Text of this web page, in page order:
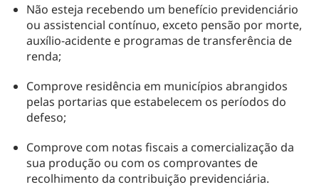
Não esteja recebendo um benefício previdenciário
ou assistencial contínuo, exceto pensão por morte,
auxílio-acidente e programas de transferência de
renda;
Comprove residência em municípios abrangidos
pelas portarias que estabelecem os períodos do
defeso;
Comprove com notas fiscais a comercialização da
sua produção ou com os comprovantes de
recolhimento da contribuição previdenciária.